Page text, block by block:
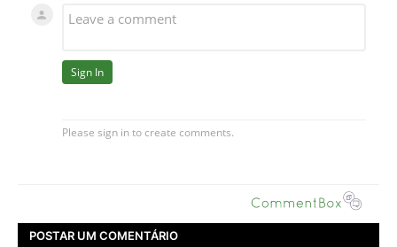
POSTAR UM COMENTÁRIO